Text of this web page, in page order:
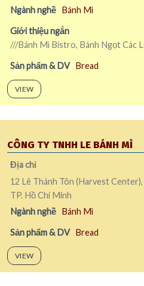
Ngành nghề
Bánh Mì
Giới thiệu ngắn
///Bánh Mì Bistro, Bánh Ngọt Các
Sản phẩm & DV Bread
VIEW
CÔNG TY TNHH LE BÁNH MÌ
Địa chỉ
12 Lê Thánh Tôn (Harvest
TP. Hồ Chí Minh
Ngành nghề Bánh Mì
Sản phẩm & DV Bread
VIEW